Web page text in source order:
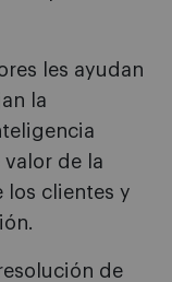
les ayudan
la
de la
los clientes y
de